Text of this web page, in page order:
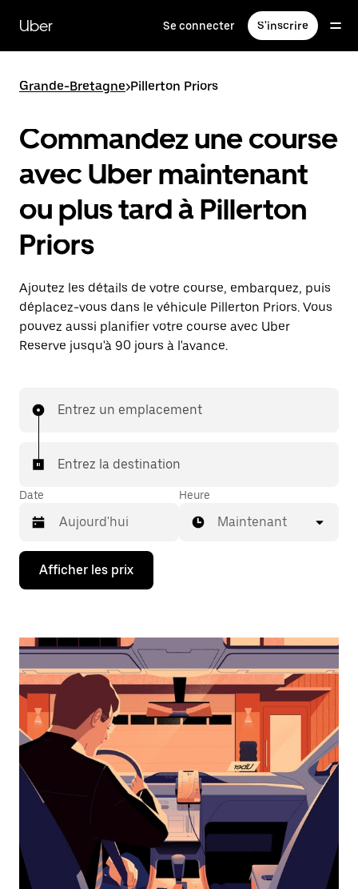
contenu
principal
Uber Se connecter S'inscrire
Grande-Bretagne>Pillerton Priors
Commandez une course
avec Uber maintenant
ou plus tard à Pillerton
Priors
Ajoutez les détails de votre course, embarquez, puis
déplacez-vous dans le véhicule Pillerton Priors. Vous
pouvez aussi planifier votre course avec Uber
Reserve jusqu'à 90 jours à l'avance.
Entrez un emplacement
Entrez la destination
Date
Appuyez
la
bas
interagir
avec
calendrier
et
sélectionner
une
date.
Appuyez
d'échappement
pour
fermer
Heure
Maintenant
Afficher les prix